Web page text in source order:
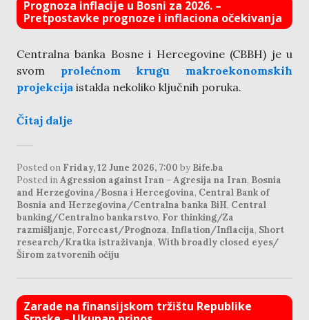
Prognoza inflacije u Bosni za 2026. –
Pretpostavke prognoze i inflaciona očekivanja
Centralna banka Bosne i Hercegovine (CBBH) je u
svom prolećnom krugu makroekonomskih
projekcija istakla nekoliko ključnih poruka.
Čitaj dalje
Posted on Friday, 12 June 2026, 7:00 by Bife.ba
Posted inAgression against Iran - Agresija na Iran, Bosnia
and Herzegovina/Bosna i Hercegovina, Central Bank of
Bosnia and Herzegovina/Centralna banka BiH, Central
banking/Centralno bankarstvo, For thinking/Za
razmišljanje, Forecast/Prognoza, Inflation/Inflacija, Short
research/Kratka istraživanja, With broadly closed eyes/
Širom zatvorenih očiju
Zarade na finansijskom tržištu Republike